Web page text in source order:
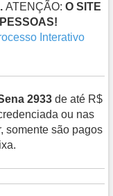
ATENÇÃO: O SITE
Interativo
2933 de até R$
ou nas
somente são pagos